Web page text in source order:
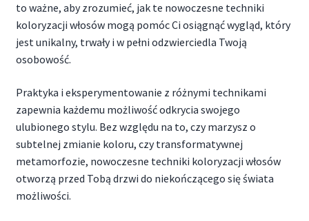
to ważne, aby zrozumieć, jak te nowoczesne techniki
koloryzacji włosów mogą pomóc Ci osiągnąć wygląd, który
jest unikalny, trwały i w pełni odzwierciedla Twoją
osobowość.
Praktyka i eksperymentowanie z różnymi technikami
zapewnia każdemu możliwość odkrycia swojego
ulubionego stylu. Bez względu na to, czy marzysz o
subtelnej zmianie koloru, czy transformatywnej
metamorfozie, nowoczesne techniki koloryzacji włosów
otworzą przed Tobą drzwi do niekończącego się świata
możliwości.